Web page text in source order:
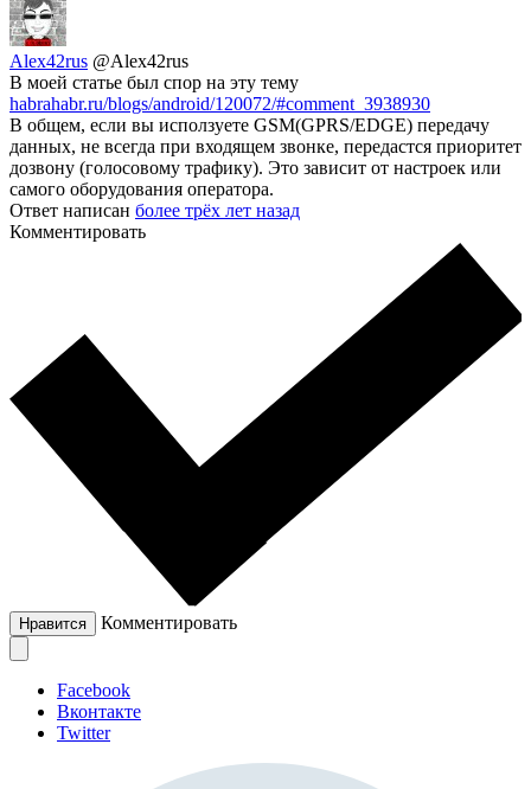
Alex42rus @Alex42rus
В моей статье был спор на эту тему
habrahabr.ru/blogs/android/120072/#comment_3938930
В общем, если вы исползуете GSM(GPRS/EDGE) передачу
данных, не всегда при входящем звонке, передастся приоритет
дозвону (голосовому трафику). Это зависит от настроек или
самого оборудования оператора.
Ответ написан более трёх лет назад
Комментировать
Нравится Комментировать
Facebook
Вконтакте
Twitter